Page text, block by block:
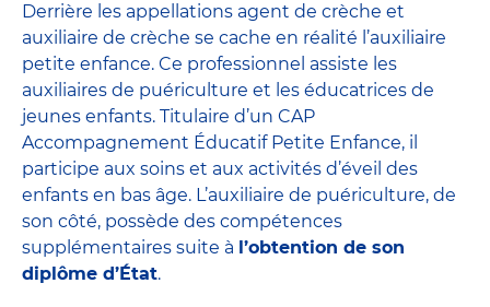
Derrière les appellations agent de crèche et
auxiliaire de crèche se cache en réalité l’auxiliaire
petite enfance. Ce professionnel assiste les
auxiliaires de puériculture et les éducatrices de
jeunes enfants. Titulaire d’un CAP
Accompagnement Éducatif Petite Enfance, il
participe aux soins et aux activités d’éveil des
enfants en bas âge. L’auxiliaire de puériculture, de
son côté, possède des compétences
supplémentaires suite à l’obtention de son
diplôme d’État.